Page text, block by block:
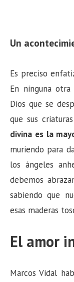
Un
Es preciso
En ninguna
Dios que se
que sus
divina es la
muriendo para
los ángeles
debemos
sabiendo que
esas maderas
El amor
Marcos Vidal